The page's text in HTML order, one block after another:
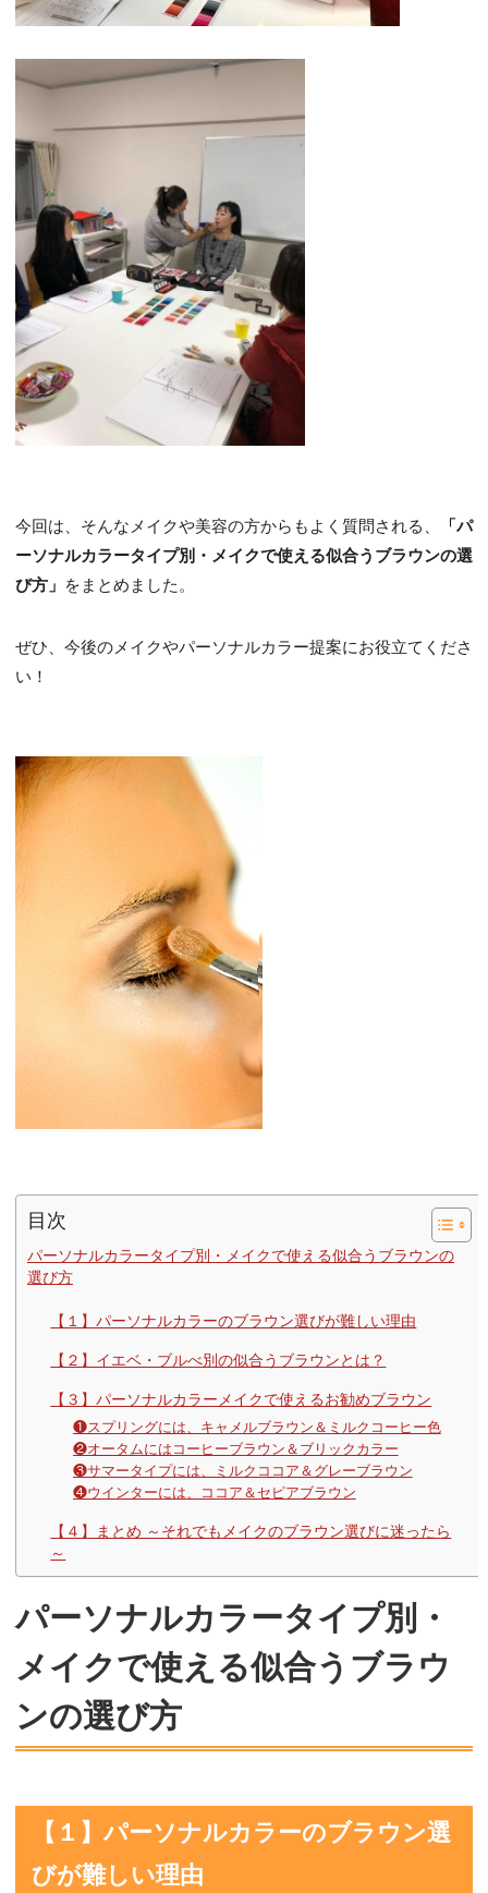
今回は、そんなメイクや美容の方からもよく質問される、
「パ
ーソナルカラータイプ別・メイクで使える似合うブラウンの選
び方」 をまとめました。
ぜひ、今後のメイクやパーソナルカラー提案にお役立てくださ
い！
目次
パーソナルカラータイプ別・メイクで使える似合うブラウンの
選び方
【１】パーソナルカラーのブラウン選びが難しい理由
【２】イエベ・ブルべ別の似合うブラウンとは？
【３】パーソナルカラーメイクで使えるお勧めブラウン
❶スプリングには、キャメルブラウン＆ミルクコーヒー色
❷オータムにはコーヒーブラウン＆ブリックカラー
❸サマータイプには、ミルクココア＆グレーブラウン
❹ウインターには、ココア＆セピアブラウン
【４】まとめ ～それでもメイクのブラウン選びに迷ったら
～
パーソナルカラータイプ別・
メイクで使える似合うブラウ
ンの選び方
【１】パーソナルカラーのブラウン選
びが難しい理由